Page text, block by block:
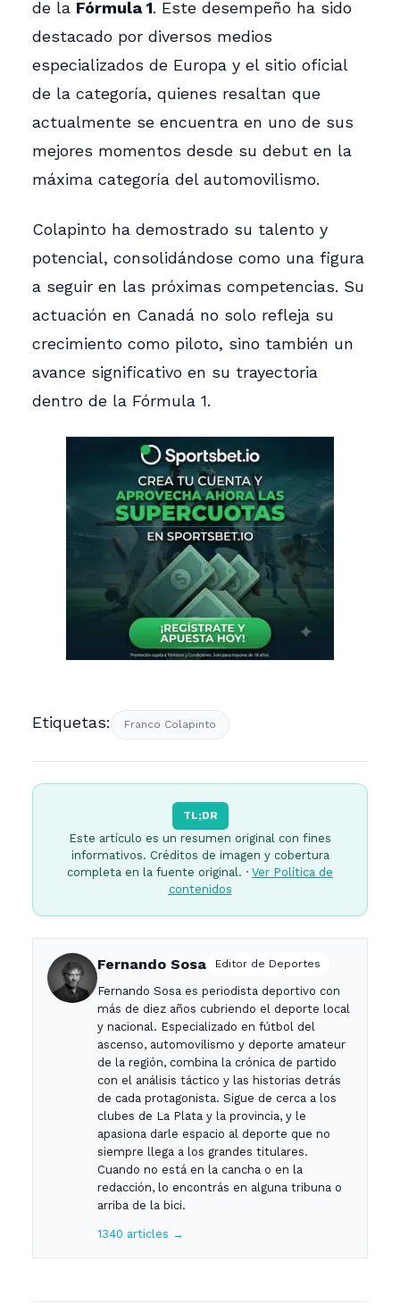
de la Fórmula 1. Este desempeño ha sido
destacado por diversos medios
especializados de Europa y el sitio oficial
de la categoría, quienes resaltan que
actualmente se encuentra en uno de sus
mejores momentos desde su debut en la
máxima categoría del automovilismo.
Colapinto ha demostrado su talento y
potencial, consolidándose como una figura
a seguir en las próximas competencias. Su
actuación en Canadá no solo refleja su
crecimiento como piloto, sino también un
avance significativo en su trayectoria
dentro de la Fórmula 1.
Etiquetas: Franco Colapinto
TL;DR
Este artículo es un resumen original con fines
informativos. Créditos de imagen y cobertura
completa en la fuente original. · Ver Política de
contenidos
Fernando Sosa Editor de Deportes
Fernando Sosa es periodista deportivo con
más de diez años cubriendo el deporte local
y nacional. Especializado en fútbol del
ascenso, automovilismo y deporte amateur
de la región, combina la crónica de partido
con el análisis táctico y las historias detrás
de cada protagonista. Sigue de cerca a los
clubes de La Plata y la provincia, y le
apasiona darle espacio al deporte que no
siempre llega a los grandes titulares.
Cuando no está en la cancha o en la
redacción, lo encontrás en alguna tribuna o
arriba de la bici.
1340 articles →